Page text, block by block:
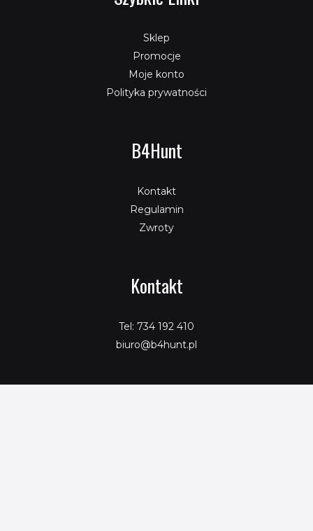
Sklep
Promocje
Moje konto
Polityka prywatności
B4Hunt
Kontakt
Regulamin
Zwroty
Kontakt
Tel: 734 192 410
biuro@b4hunt.pl